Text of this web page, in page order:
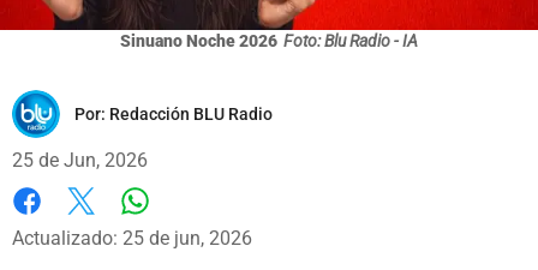
Sinuano Noche 2026 Foto: Blu Radio - IA
Por: Redacción BLU Radio
25 de Jun, 2026
Facebook
X
Actualizado: 25 de jun, 2026